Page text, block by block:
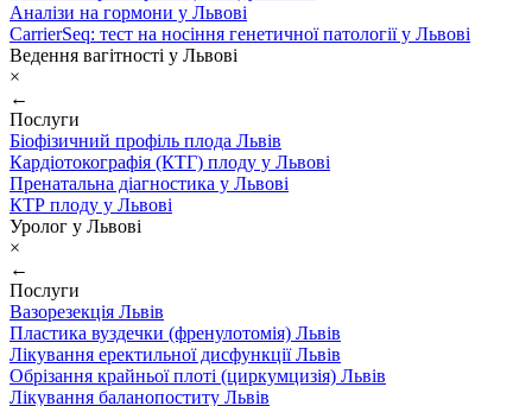
Аналізи на гормони у Львові
CarrierSeq: тест на носіння генетичної патології у Львові
Ведення вагітності у Львові
×
←
Послуги
Біофізичний профіль плода Львів
Кардіотокографія (КТГ) плоду у Львові
Пренатальна діагностика у Львові
КТР плоду у Львові
Уролог у Львові
×
←
Послуги
Вазорезекція Львів
Пластика вуздечки (френулотомія) Львів
Лікування еректильної дисфункції Львів
Обрізання крайньої плоті (циркумцизія) Львів
Лікування баланопоститу Львів